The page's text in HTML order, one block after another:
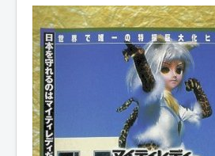
Dessins
Artiste Asperger
Lexique